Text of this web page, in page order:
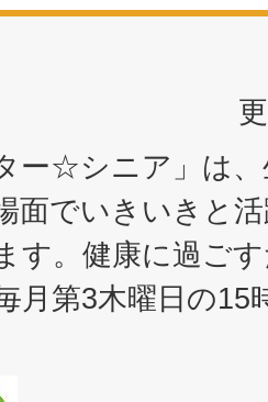
ー☆シニア」は
面でいきいきと
す。健康に過ご
月第3木曜日の15